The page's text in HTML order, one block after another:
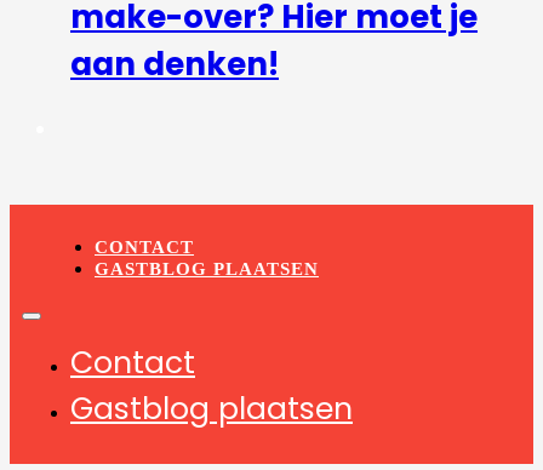
make-over? Hier moet je
aan denken!
CONTACT
GASTBLOG PLAATSEN
Contact
Gastblog plaatsen